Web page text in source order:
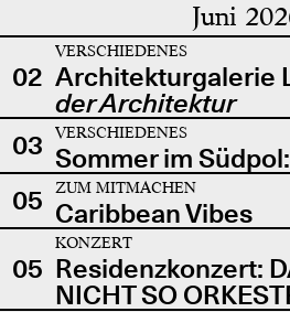
Juni
02
VERSCHIEDENES
Architekturgalerie
der Architektur
03
VERSCHIEDENES
Sommer im
05
ZUM MITMACHEN
Caribbean Vibes
05
KONZERT
Residenzkonzert:
NICHT SO